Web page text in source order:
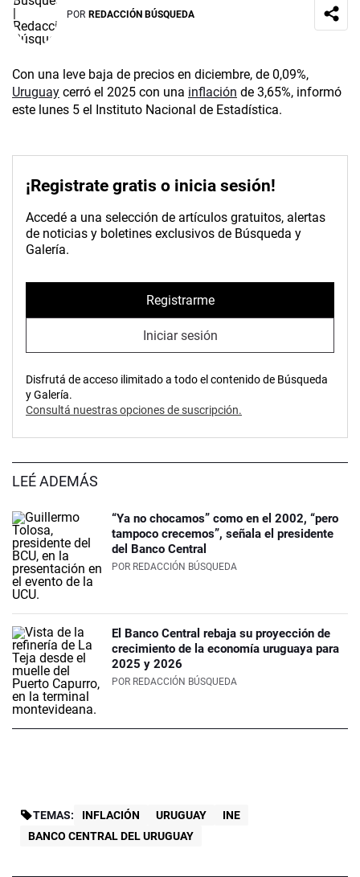
POR REDACCIÓN BÚSQUEDA
Con una leve baja de precios en diciembre, de 0,09%,
Uruguay cerró el 2025 con una inflación de 3,65%, informó
este lunes 5 el Instituto Nacional de Estadística.
¡Registrate gratis o inicia sesión!
Accedé a una selección de artículos gratuitos, alertas
de noticias y boletines exclusivos de Búsqueda y
Galería.
Registrarme
Iniciar sesión
Disfrutá de acceso ilimitado a todo el contenido de Búsqueda
y Galería.
Consultá nuestras opciones de suscripción.
LEÉ ADEMÁS
“Ya no chocamos” como en el 2002, “pero
tampoco crecemos”, señala el presidente
del Banco Central
POR REDACCIÓN BÚSQUEDA
El Banco Central rebaja su proyección de
crecimiento de la economía uruguaya para
2025 y 2026
POR REDACCIÓN BÚSQUEDA
TEMAS: INFLACIÓN URUGUAY
INE
BANCO CENTRAL DEL URUGUAY